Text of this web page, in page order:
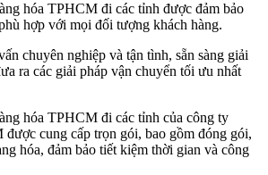
hóa TPHCM đi các tỉnh được đảm bảo
hợp với mọi đối tượng khách hàng.
chuyên nghiệp và tận tình, sẵn sàng giải
ra các giải pháp vận chuyển tối ưu nhất
hóa TPHCM đi các tỉnh của công ty
cung cấp trọn gói, bao gồm đóng gói,
hóa, đảm bảo tiết kiệm thời gian và công